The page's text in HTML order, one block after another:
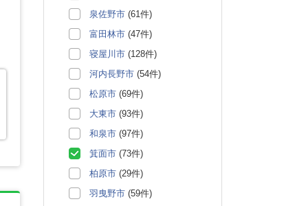
泉佐野市 (61件)
富田林市 (47件)
寝屋川市 (128件)
河内長野市 (54件)
松原市 (69件)
大東市 (93件)
和泉市 (97件)
箕面市 (73件)
柏原市 (29件)
羽曳野市 (59件)